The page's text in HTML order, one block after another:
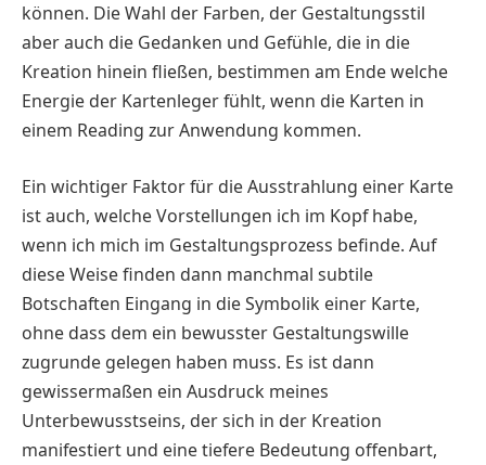
können. Die Wahl der Farben, der Gestaltungsstil
aber auch die Gedanken und Gefühle, die in die
Kreation hinein fließen, bestimmen am Ende welche
Energie der Kartenleger fühlt, wenn die Karten in
einem Reading zur Anwendung kommen.
Ein wichtiger Faktor für die Ausstrahlung einer Karte
ist auch, welche Vorstellungen ich im Kopf habe,
wenn ich mich im Gestaltungsprozess befinde. Auf
diese Weise finden dann manchmal subtile
Botschaften Eingang in die Symbolik einer Karte,
ohne dass dem ein bewusster Gestaltungswille
zugrunde gelegen haben muss. Es ist dann
gewissermaßen ein Ausdruck meines
Unterbewusstseins, der sich in der Kreation
manifestiert und eine tiefere Bedeutung offenbart,